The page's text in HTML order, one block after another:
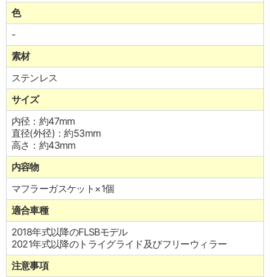
色
-
素材
ステンレス
サイズ
内径：約47mm
直径(外径)：約53mm
高さ：約43mm
内容物
マフラーガスケット×1個
適合車種
2018年式以降のFLSBモデル
2021年式以降のトライグライド及びフリーウィラー
注意事項